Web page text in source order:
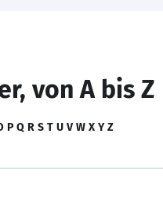
von A bis Z
P Q R S T U V W X Y Z